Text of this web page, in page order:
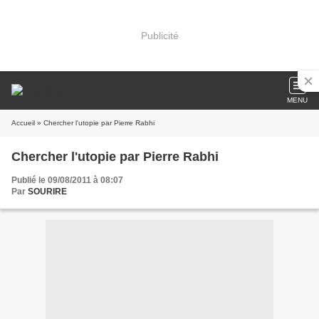
Publicité
MENU
Accueil » Chercher l'utopie par Pierre Rabhi
Chercher l'utopie par Pierre Rabhi
Publié le 09/08/2011 à 08:07
Par SOURIRE